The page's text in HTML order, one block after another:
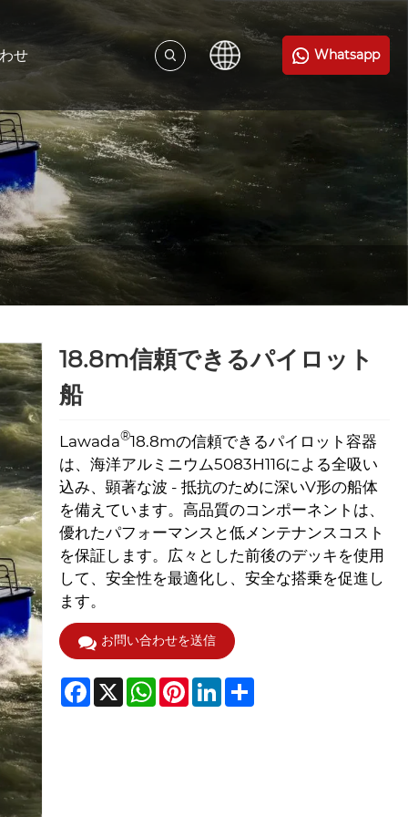
せ Whatsapp
18.8m信頼できるパイロット
船
Lawada®18.8mの信頼できるパイロット容器
は、海洋アルミニウム5083H116による全吸い
込み、顕著な波 - 抵抗のために深いV形の船体
を備えています。高品質のコンポーネントは、
優れたパフォーマンスと低メンテナンスコスト
を保証します。広々とした前後のデッキを使用
して、安全性を最適化し、安全な搭乗を促進し
ます。
お問い合わせを送信
Facebook
X WhatsAppPinterestLinkedIn